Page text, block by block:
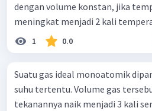
dengan volume konstan, jika
meningkat menjadi 2 kali
1 0.0
Suatu gas ideal monoatomik
suhu tertentu. Volume gas
tekanannya naik menjadi 3 kali